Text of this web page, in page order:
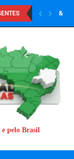
&
pelo Brasil